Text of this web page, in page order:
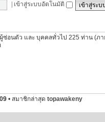
เข้าสู่ระบบอัตโนมัติ
ซ่อนตัว และ บุคคลทั่วไป 225 ท่าน (ภ
• สมาชิกล่าสุด topawakeny